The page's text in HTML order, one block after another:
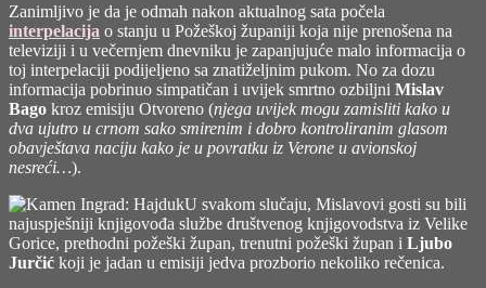
Zanimljivo je da je odmah nakon aktualnog sata počela
interpelacija o stanju u Požeškoj županiji koja nije prenošena na
televiziji i u večernjem dnevniku je zapanjujuće malo informacija o
toj interpelaciji podijeljeno sa znatiželjnim pukom. No za dozu
informacija pobrinuo simpatičan i uvijek smrtno ozbiljni Mislav
Bago kroz emisiju Otvoreno (njega uvijek mogu zamisliti kako u
dva ujutro u crnom sako smirenim i dobro kontroliranim glasom
obavještava naciju kako je u povratku iz Verone u avionskoj
nesreći…).
U svakom slučaju, Mislavovi gosti su bili
najuspješniji knjigovođa službe društvenog knjigovodstva iz Velike
Gorice, prethodni požeški župan, trenutni požeški župan i Ljubo
Jurčić koji je jadan u emisiji jedva prozborio nekoliko rečenica.